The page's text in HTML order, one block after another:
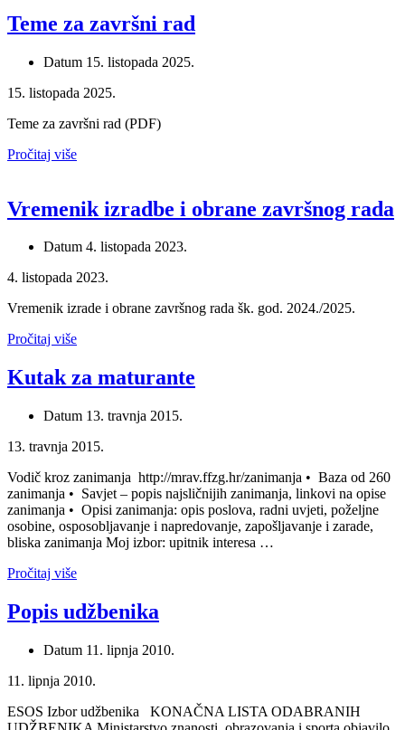
Teme za završni rad
Datum 15. listopada 2025.
15. listopada 2025.
Teme za završni rad (PDF)
Pročitaj više
Vremenik izradbe i obrane završnog rada
Datum 4. listopada 2023.
4. listopada 2023.
Vremenik izrade i obrane završnog rada šk. god. 2024./2025.
Pročitaj više
Kutak za maturante
Datum 13. travnja 2015.
13. travnja 2015.
Vodič kroz zanimanja http://mrav.ffzg.hr/zanimanja • Baza od 260
zanimanja • Savjet – popis najsličnijih zanimanja, linkovi na opise
zanimanja • Opisi zanimanja: opis poslova, radni uvjeti, poželjne
osobine, osposobljavanje i napredovanje, zapošljavanje i zarade,
bliska zanimanja Moj izbor: upitnik interesa …
Pročitaj više
Popis udžbenika
Datum 11. lipnja 2010.
11. lipnja 2010.
ESOS Izbor udžbenika KONAČNA LISTA ODABRANIH